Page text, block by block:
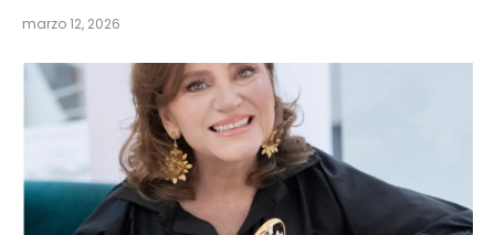
marzo 12, 2026